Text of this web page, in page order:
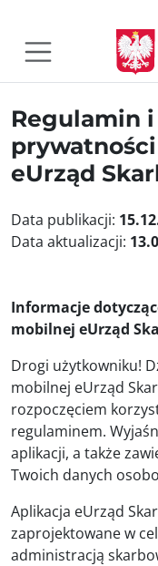
Regulamin
eUrząd
Data publikacji:
Data aktualizacji:
Informacje
mobilnej eUrząd
Drogi użytkowniku!
mobilnej eUrząd
rozpoczęciem
regulaminem.
aplikacji, a także
Twoich danych
Aplikacja eUrząd
zaprojektowane w
administracją